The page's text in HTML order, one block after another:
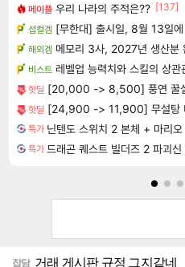
메이플 우리 나라의 주적은?? [137]
섭컬겜 [무한대] 출시일, 8월 13일에
해외겜 메모리 3사, 2027년 생산분
비스트 레벨업 능력치와 스킬의 상관
핫딜 [20,000 -> 8,500] 풍연 꿀
핫딜 [24,900 -> 11,900] 무설탕
특가
특가
잡담 거래 게시판 규정 그지같네